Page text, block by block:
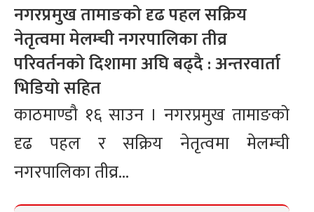
नगरप्रमुख तामाङको दृढ पहल सक्रिय
नेतृत्वमा मेलम्ची नगरपालिका तीव्र
परिवर्तनको दिशामा अघि बढ्दै : अन्तरवार्ता
भिडियो सहित
काठमाण्डौ १६ साउन । नगरप्रमुख तामाङको
दृढ पहल र सक्रिय नेतृत्वमा मेलम्ची
नगरपालिका तीव्र...